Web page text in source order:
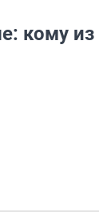
кому из